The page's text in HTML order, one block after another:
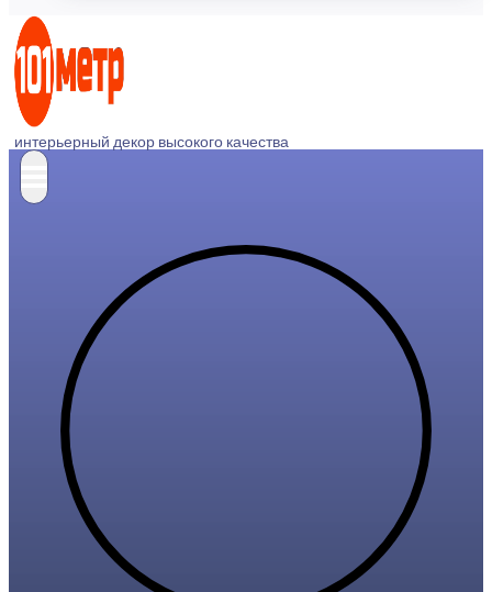
интерьерный декор высокого качества